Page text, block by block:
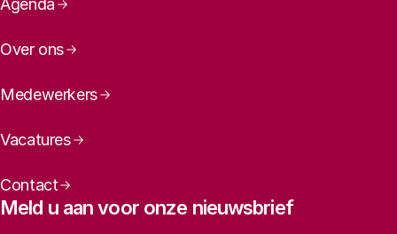
Agenda
Over ons
Medewerkers
Vacatures
Contact
Meld u aan voor onze nieuwsbrief